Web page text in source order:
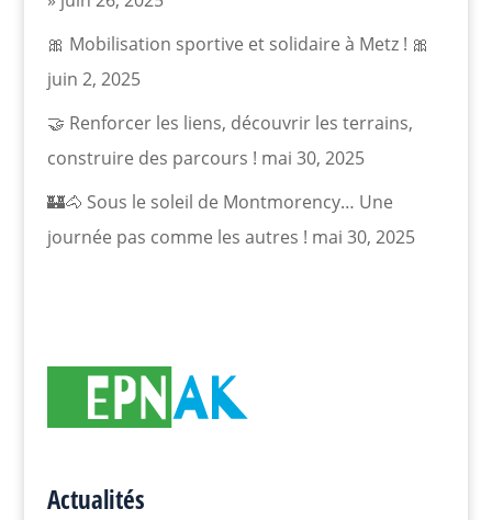
🎀 Mobilisation sportive et solidaire à Metz ! 🎀
juin 2, 2025
🤝 Renforcer les liens, découvrir les terrains,
construire des parcours ! mai 30, 2025
🏰🐴 Sous le soleil de Montmorency… Une
journée pas comme les autres ! mai 30, 2025
Actualités